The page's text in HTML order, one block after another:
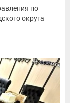
по
округа